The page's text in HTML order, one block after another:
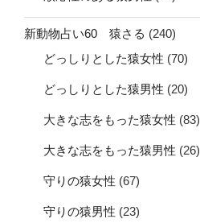
新動物占い60 猿さる (240)
どっしりとした猿女性 (70)
どっしりとした猿男性 (20)
大きな志をもった猿女性 (83)
大きな志をもった猿男性 (26)
守りの猿女性 (67)
守りの猿男性 (23)